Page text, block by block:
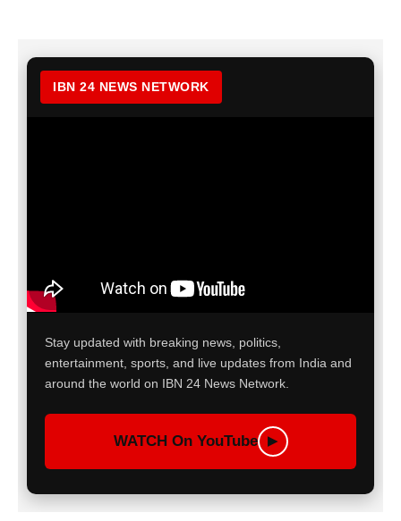
IBN 24 NEWS NETWORK
Stay updated with breaking news, politics,
entertainment, sports, and live updates from India and
around the world on IBN 24 News Network.
WATCH On YouTube ▶